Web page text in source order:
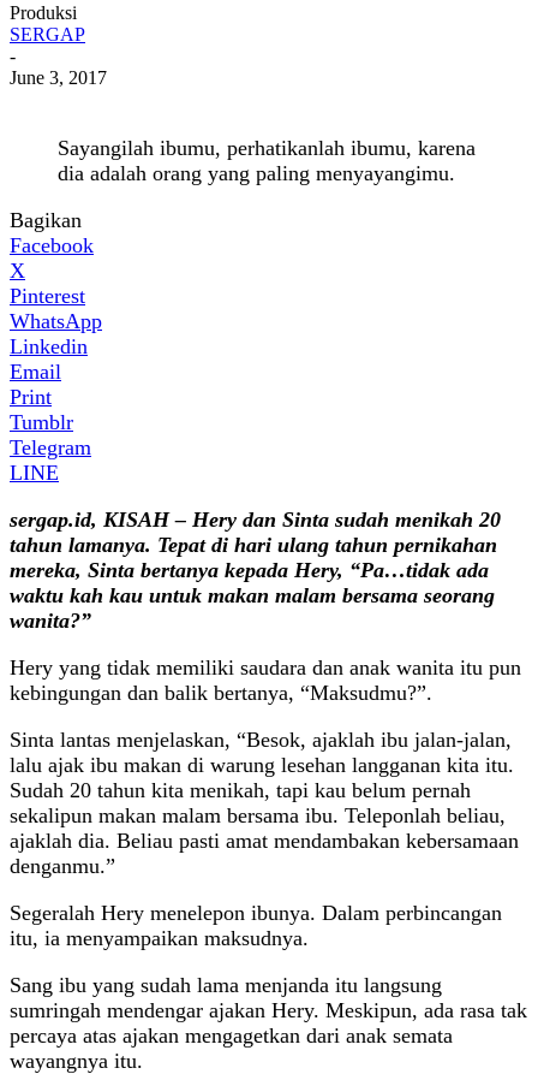
Produksi
SERGAP
-
June 3, 2017
Sayangilah ibumu, perhatikanlah ibumu, karena
dia adalah orang yang paling menyayangimu.
Bagikan
Facebook
X
Pinterest
WhatsApp
Linkedin
Email
Print
Tumblr
Telegram
LINE
sergap.id, KISAH – Hery dan Sinta sudah menikah 20
tahun lamanya. Tepat di hari ulang tahun pernikahan
mereka, Sinta bertanya kepada Hery, “Pa…tidak ada
waktu kah kau untuk makan malam bersama seorang
wanita?”
Hery yang tidak memiliki saudara dan anak wanita itu pun
kebingungan dan balik bertanya, “Maksudmu?”.
Sinta lantas menjelaskan, “Besok, ajaklah ibu jalan-jalan,
lalu ajak ibu makan di warung lesehan langganan kita itu.
Sudah 20 tahun kita menikah, tapi kau belum pernah
sekalipun makan malam bersama ibu. Teleponlah beliau,
ajaklah dia. Beliau pasti amat mendambakan kebersamaan
denganmu.”
Segeralah Hery menelepon ibunya. Dalam perbincangan
itu, ia menyampaikan maksudnya.
Sang ibu yang sudah lama menjanda itu langsung
sumringah mendengar ajakan Hery. Meskipun, ada rasa tak
percaya atas ajakan mengagetkan dari anak semata
wayangnya itu.